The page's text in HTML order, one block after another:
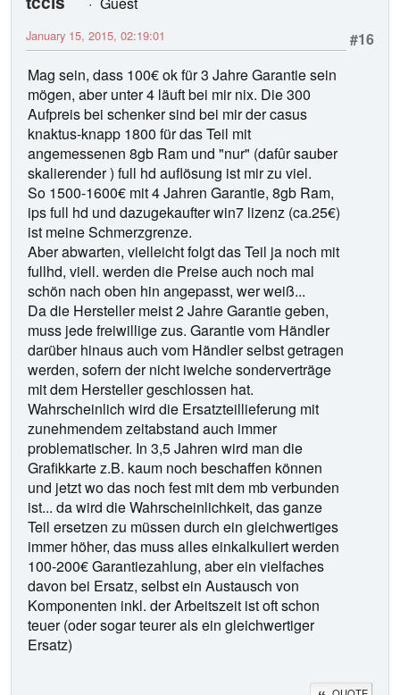
#16
January 15, 2015, 02:19:01
Mag sein, dass 100€ ok für 3 Jahre Garantie sein
mögen, aber unter 4 läuft bei mir nix. Die 300
Aufpreis bei schenker sind bei mir der casus
knaktus-knapp 1800 für das Teil mit
angemessenen 8gb Ram und "nur" (dafûr sauber
skalierender ) full hd auflösung ist mir zu viel.
So 1500-1600€ mit 4 Jahren Garantie, 8gb Ram,
ips full hd und dazugekaufter win7 lizenz (ca.25€)
ist meine Schmerzgrenze.
Aber abwarten, vielleicht folgt das Teil ja noch mit
fullhd, viell. werden die Preise auch noch mal
schön nach oben hin angepasst, wer weiß...
Da die Hersteller meist 2 Jahre Garantie geben,
muss jede freiwillige zus. Garantie vom Händler
darüber hinaus auch vom Händler selbst getragen
werden, sofern der nicht iwelche sonderverträge
mit dem Hersteller geschlossen hat.
Wahrscheinlich wird die Ersatzteillieferung mit
zunehmendem zeitabstand auch immer
problematischer. In 3,5 Jahren wird man die
Grafikkarte z.B. kaum noch beschaffen können
und jetzt wo das noch fest mit dem mb verbunden
ist... da wird die Wahrscheinlichkeit, das ganze
Teil ersetzen zu müssen durch ein gleichwertiges
immer höher, das muss alles einkalkuliert werden
100-200€ Garantiezahlung, aber ein vielfaches
davon bei Ersatz, selbst ein Austausch von
Komponenten inkl. der Arbeitszeit ist oft schon
teuer (oder sogar teurer als ein gleichwertiger
Ersatz)